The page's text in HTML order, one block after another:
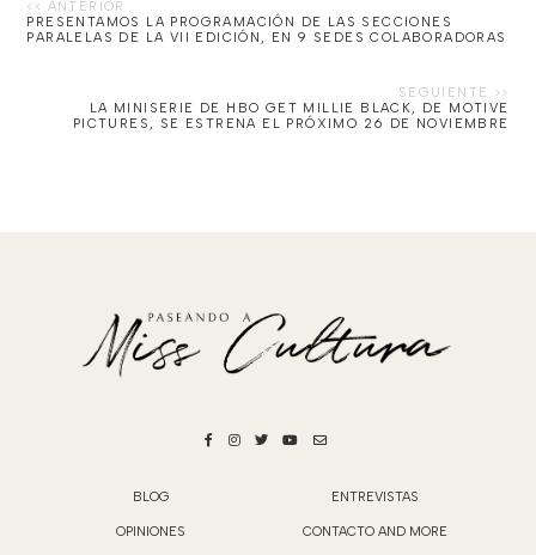
PRESENTAMOS LA PROGRAMACIÓN DE LAS SECCIONES
PARALELAS DE LA VII EDICIÓN, EN 9 SEDES COLABORADORAS
LA MINISERIE DE HBO GET MILLIE BLACK, DE MOTIVE
PICTURES, SE ESTRENA EL PRÓXIMO 26 DE NOVIEMBRE
BLOG ENTREVISTAS
OPINIONES CONTACTO AND MORE